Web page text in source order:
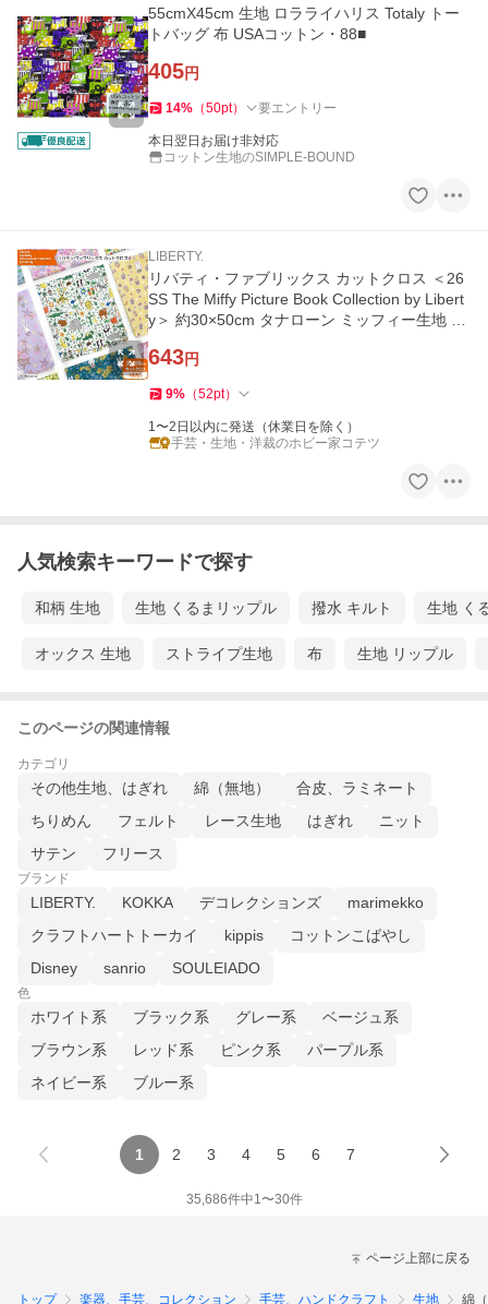
55cmX45cm 生地 ロラライハリス Totaly トー
トバッグ 布 USAコットン・88■
405円
14% （50pt） 要エントリー
本日翌日お届け非対応
コットン生地のSIMPLE-BOUND
LIBERTY.
リバティ・ファブリックス カットクロス ＜26
SS The Miffy Picture Book Collection by Libert
y＞ 約30×50cm タナローン ミッフィー生地 布
643円
9% （52pt）
1〜2日以内に発送（休業日を除く）
手芸・生地・洋裁のホビー家コテツ
人気検索キーワードで探す
和柄 生地 生地 くるまリップル 撥水 キルト 生地 く
オックス 生地 ストライプ生地 布 生地 リップル
このページの関連情報
カテゴリ
その他生地、はぎれ 綿（無地）
合皮、ラミネート
ちりめん
フェルト レース生地 はぎれ
ニット
サテン
フリース
ブランド
LIBERTY. KOKKA デコレクションズ
marimekko
クラフトハートトーカイ
kippis
コットンこばやし
Disney
sanrio SOULEIADO
色
ホワイト系 ブラック系 グレー系
ベージュ系
ブラウン系
レッド系 ピンク系
パープル系
ネイビー系
ブルー系
1 2 3 4 5 6 7
35,686件中1〜30件
ページ上部に戻る
トップ 楽器、手芸、コレクション 手芸、ハンドクラフト 生地 綿